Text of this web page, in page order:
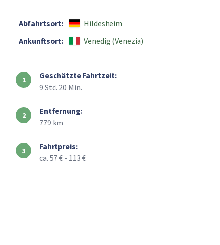
Abfahrtsort:
Hildesheim
Ankunftsort:
Venedig (Venezia)
Geschätzte Fahrtzeit:
9 Std. 20 Min.
Entfernung:
779 km
Fahrtpreis:
ca. 57 € - 113 €